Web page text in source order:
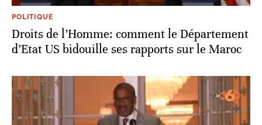
POLITIQUE
Droits de l’Homme: comment le Département
d’Etat US bidouille ses rapports sur le Maroc